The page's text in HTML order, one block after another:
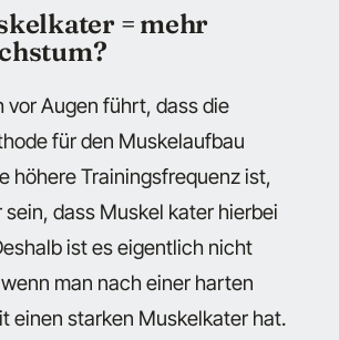
= mehr
vor Augen führt, dass die
für den Muskelaufbau
höhere Trainingsfrequenz ist,
dass Muskel kater hierbei
ist es eigentlich nicht
man nach einer harten
einen starken Muskelkater hat.